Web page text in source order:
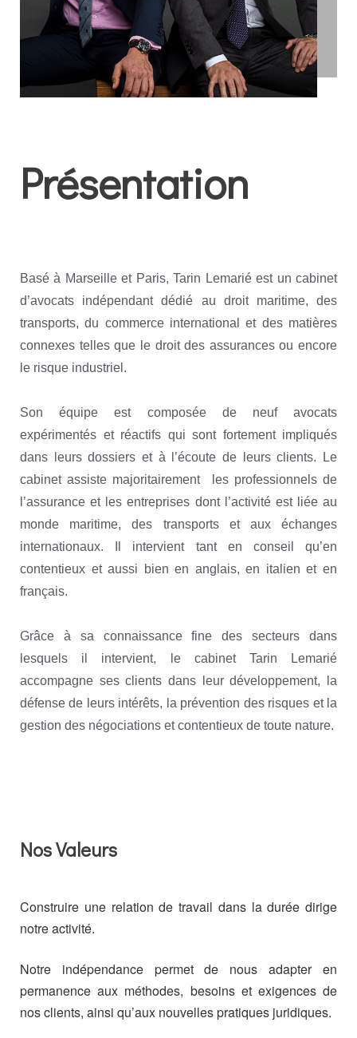
Présentation
Basé à Marseille et Paris, Tarin Lemarié est un cabinet
d’avocats indépendant dédié au droit maritime, des
transports, du commerce international et des matières
connexes telles que le droit des assurances ou encore
le risque industriel.
Son équipe est composée de neuf avocats
expérimentés et réactifs qui sont fortement impliqués
dans leurs dossiers et à l’écoute de leurs clients. Le
cabinet assiste majoritairement les professionnels de
l’assurance et les entreprises dont l’activité est liée au
monde maritime, des transports et aux échanges
internationaux. Il intervient tant en conseil qu’en
contentieux et aussi bien en anglais, en italien et en
français.
Grâce à sa connaissance fine des secteurs dans
lesquels il intervient, le cabinet Tarin Lemarié
accompagne ses clients dans leur développement, la
défense de leurs intérêts, la prévention des risques et la
gestion des négociations et contentieux de toute nature.
Nos Valeurs
Construire une relation de travail dans la durée dirige
notre activité.
Notre indépendance permet de nous adapter en
permanence aux méthodes, besoins et exigences de
nos clients, ainsi qu’aux nouvelles pratiques juridiques.